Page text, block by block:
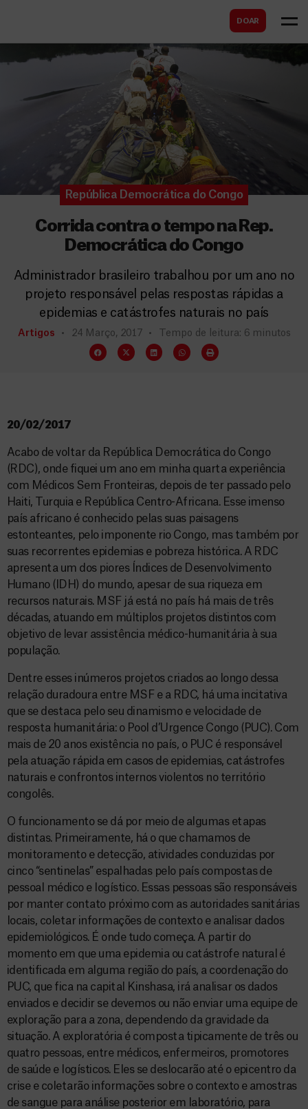
DOAR
a
r
República Democrática do Congo
Corrida contra o tempo na Rep.
Democrática do Congo
Administrador brasileiro trabalhou por um ano no
projeto responsável pelas respostas rápidas a
epidemias e catástrofes naturais no país
Artigos 24 Março, 2017 Tempo de leitura: 6 minutos
20/02/2017
Acabo de voltar da República Democrática do Congo
(RDC), onde fiquei um ano em minha quarta experiência
com Médicos Sem Fronteiras, depois de ter passado pelo
Haiti, Turquia e República Centro-Africana. Esse imenso
país africano é conhecido pelas suas paisagens
estonteantes, pelo imponente rio Congo, mas também por
suas recorrentes epidemias e pobreza histórica. A RDC
apresenta um dos piores Índices de Desenvolvimento
Humano (IDH) do mundo, apesar de sua riqueza em
recursos naturais. MSF já está no país há mais de três
décadas, atuando em múltiplos projetos distintos com
objetivo de levar assistência médico-humanitária à sua
população.
Dentre esses inúmeros projetos criados ao longo dessa
relação duradoura entre MSF e a RDC, há uma incitativa
que se destaca pelo seu dinamismo e velocidade de
resposta humanitária: o Pool d’Urgence Congo (PUC). Com
mais de 20 anos existência no país, o PUC é responsável
pela atuação rápida em casos de epidemias, catástrofes
naturais e confrontos internos violentos no território
congolês.
O funcionamento se dá por meio de algumas etapas
distintas. Primeiramente, há o que chamamos de
monitoramento e detecção, atividades conduzidas por
cinco “sentinelas” espalhadas pelo país compostas de
pessoal médico e logístico. Essas pessoas são responsáveis
por manter contato próximo com as autoridades sanitárias
locais, coletar informações de contexto e analisar dados
epidemiológicos. É onde tudo começa. A partir do
momento em que uma epidemia ou catástrofe natural é
identificada em alguma região do país, a coordenação do
PUC, que fica na capital Kinshasa, irá analisar os dados
enviados e decidir se devemos ou não enviar uma equipe de
exploração para a zona, dependendo da gravidade da
situação. A exploratória é composta tipicamente de três ou
quatro pessoas, entre médicos, enfermeiros, promotores
de saúde e logísticos. Eles se deslocarão até o epicentro da
crise e coletarão informações sobre o contexto e amostras
de sangue para análise posterior em laboratório, para
s
c
a
r